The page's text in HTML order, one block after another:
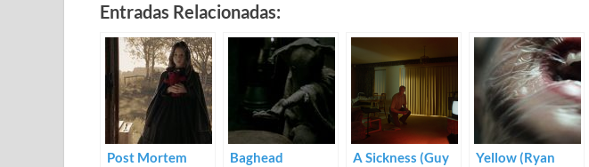
Entradas Relacionadas:
Post Mortem
Baghead
A Sickness (Guy
Yellow (Ryan